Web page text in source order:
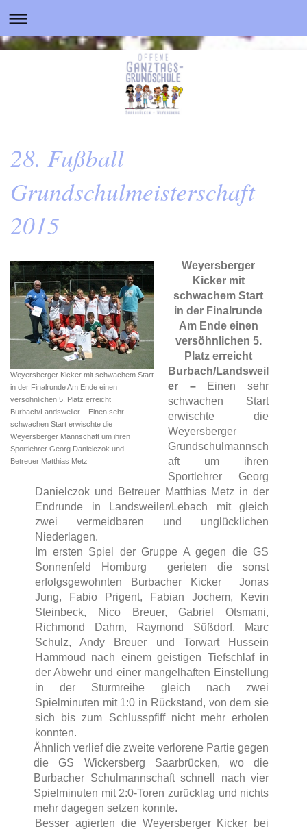
28. Fußball
Grundschulmeisterschaft
2015
Weyersberger Kicker mit schwachem Start
in der Finalrunde Am Ende einen
versöhnlichen 5. Platz erreicht
Burbach/Landsweiler – Einen sehr
schwachen Start erwischte die
Weyersberger Mannschaft um ihren
Sportlehrer Georg Danielczok und
Betreuer Matthias Metz
Weyersberger
Kicker mit
schwachem Start
in der Finalrunde
Am Ende einen
versöhnlichen 5.
Platz erreicht
Burbach/Landsweil
er –
Einen sehr
schwachen Start
erwischte die
Weyersberger
Grundschulmannsch
aft um ihren
Sportlehrer Georg
Danielczok und Betreuer Matthias Metz in der
Endrunde in Landsweiler/Lebach mit gleich
zwei vermeidbaren und unglücklichen
Niederlagen.
Im ersten Spiel der Gruppe A gegen die GS
Sonnenfeld Homburg gerieten die sonst
erfolgsgewohnten Burbacher Kicker Jonas
Jung, Fabio Prigent, Fabian Jochem, Kevin
Steinbeck, Nico Breuer, Gabriel Otsmani,
Richmond Dahm, Raymond Süßdorf, Marc
Schulz, Andy Breuer und Torwart Hussein
Hammoud nach einem geistigen Tiefschlaf in
der Abwehr und einer mangelhaften Einstellung
in der Sturmreihe gleich nach zwei
Spielminuten mit 1:0 in Rückstand, von dem sie
sich bis zum Schlusspfiff nicht mehr erholen
konnten.
Ähnlich verlief die zweite verlorene Partie gegen
die GS Wickersberg Saarbrücken, wo die
Burbacher Schulmannschaft schnell nach vier
Spielminuten mit 2:0-Toren zurücklag und nichts
mehr dagegen setzen konnte.
Besser agierten die Weyersberger Kicker bei